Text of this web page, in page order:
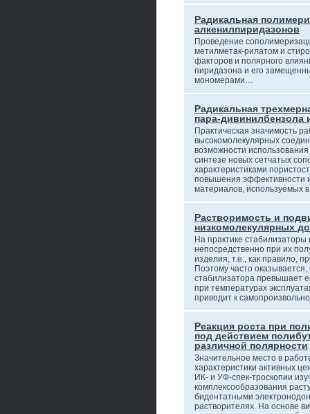
Радикальная
алкенилпиридазонов
Проведение
метилметак-рилатом и
факторов и полярного
пиридазона и его
мономерами…
Радикальная
пара-дивинилбензола
Практическая значимость
высокомолекулярных
возможности
синтезе новых сетчатых
характеристиками
повышения эффективности
материалов, используемых
Растворимость и
низкомолекулярных
На практике
непосредственно при их
изделия, т.е., как правило,
Поэтому часто
стабилизатора превышает
при температурах
приводит к
Реакция роста при
под действием
различной полярности
Значительное место в
характеристики активных
ИК- и УФ-спек-троскопии
комплексообразования
бидентатными
растворителях. На основе